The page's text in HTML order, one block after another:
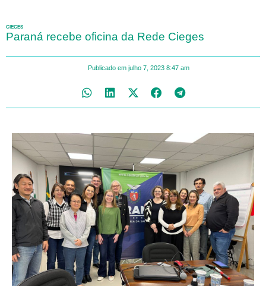
CIEGES
Paraná recebe oficina da Rede Cieges
Publicado em julho 7, 2023 8:47 am